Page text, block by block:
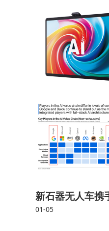
合全新升级的GT
新石器无人车携
01-05